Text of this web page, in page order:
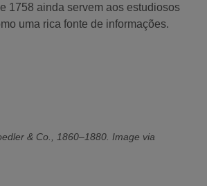
1758 ainda servem aos estudiosos
uma rica fonte de informações.
& Co., 1860–1880. Image via